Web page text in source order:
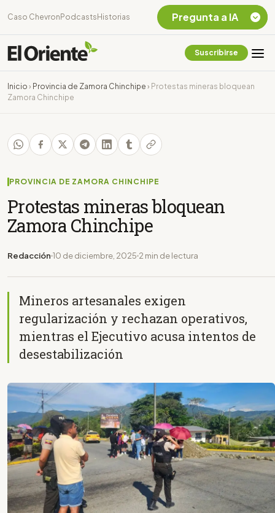
Caso Chevron Podcasts Historias
Suscribirse
Inicio › Provincia de Zamora Chinchipe › Protestas mineras bloquean
Zamora Chinchipe
PROVINCIA DE ZAMORA CHINCHIPE
Protestas mineras bloquean
Zamora Chinchipe
Redacción 10 de diciembre, 2025 2 min de lectura
Mineros artesanales exigen
regularización y rechazan operativos,
mientras el Ejecutivo acusa intentos de
desestabilización
Pregunta a IA
Chevron Ecuador